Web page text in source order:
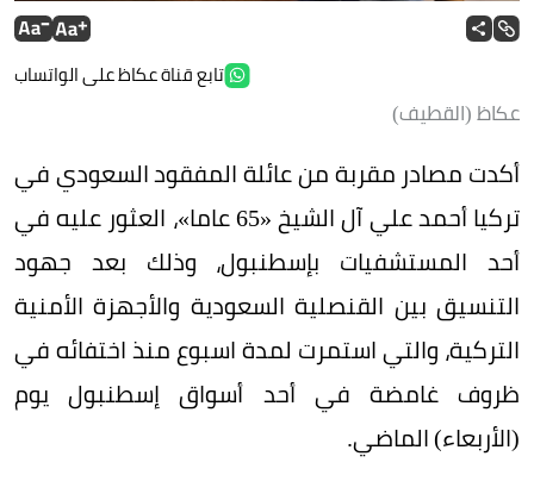
تابع قناة عكاظ على الواتساب
عكاظ (القطيف)
أكدت مصادر مقربة من عائلة المفقود السعودي في
تركيا أحمد علي آل الشيخ «65 عاما»، العثور عليه في
أحد المستشفيات بإسطنبول، وذلك بعد جهود
التنسيق بين القنصلية السعودية والأجهزة الأمنية
التركية، والتي استمرت لمدة اسبوع منذ اختفائه في
ظروف غامضة في أحد أسواق إسطنبول يوم
(الأربعاء) الماضي.